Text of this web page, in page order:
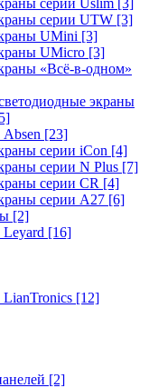
серии Uslim [3]
серии UTW [3]
UMini [3]
UMicro [3]
«Всё-в-одном»
экраны
[23]
серии iCon [4]
серии N Plus [7]
серии CR [4]
серии А27 [6]
[2]
[16]
[12]
[2]